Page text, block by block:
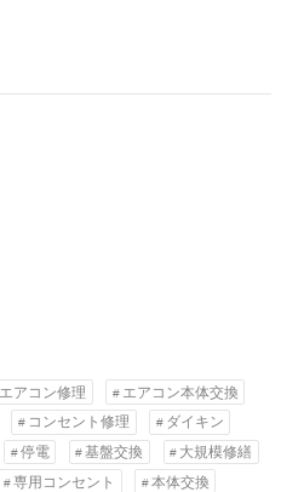
エアコン修理
エアコン本体交換
コンセント修理
ダイキン
停電 基盤交換
大規模修繕
専用コンセント
本体交換